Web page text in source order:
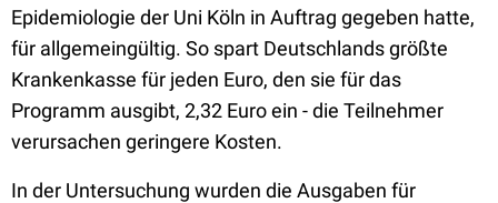
Epidemiologie der Uni Köln in Auftrag gegeben hatte,
für allgemeingültig. So spart Deutschlands größte
Krankenkasse für jeden Euro, den sie für das
Programm ausgibt, 2,32 Euro ein - die Teilnehmer
verursachen geringere Kosten.
In der Untersuchung wurden die Ausgaben für